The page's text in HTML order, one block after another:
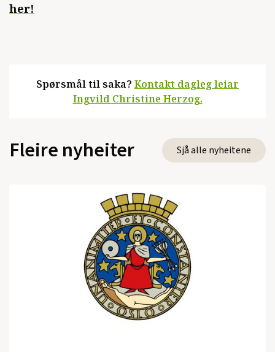
her!
Spørsmål til saka? Kontakt dagleg leiar
Ingvild Christine Herzog.
Fleire nyheiter Sjå alle nyheitene